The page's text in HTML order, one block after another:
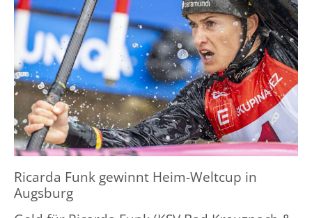
Ricarda Funk gewinnt Heim-Weltcup in
Augsburg